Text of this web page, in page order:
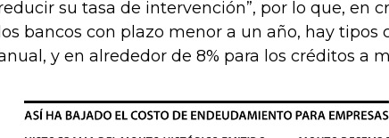
su tasa de intervención”, por lo que, en
los bancos con plazo menor a un año, hay tipos
y en alrededor de 8% para los créditos a